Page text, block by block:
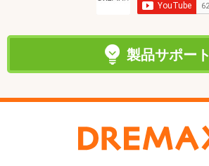
製品サポート